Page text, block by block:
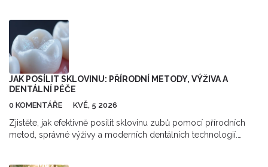
JAK POSÍLIT SKLOVINU: PŘÍRODNÍ METODY, VÝŽIVA A
DENTÁLNÍ PÉČE
0 KOMENTÁŘE KVĚ, 5 2026
Zjistěte, jak efektivně posílit sklovinu zubů pomocí přírodních
metod, správné výživy a moderních dentálních technologií.